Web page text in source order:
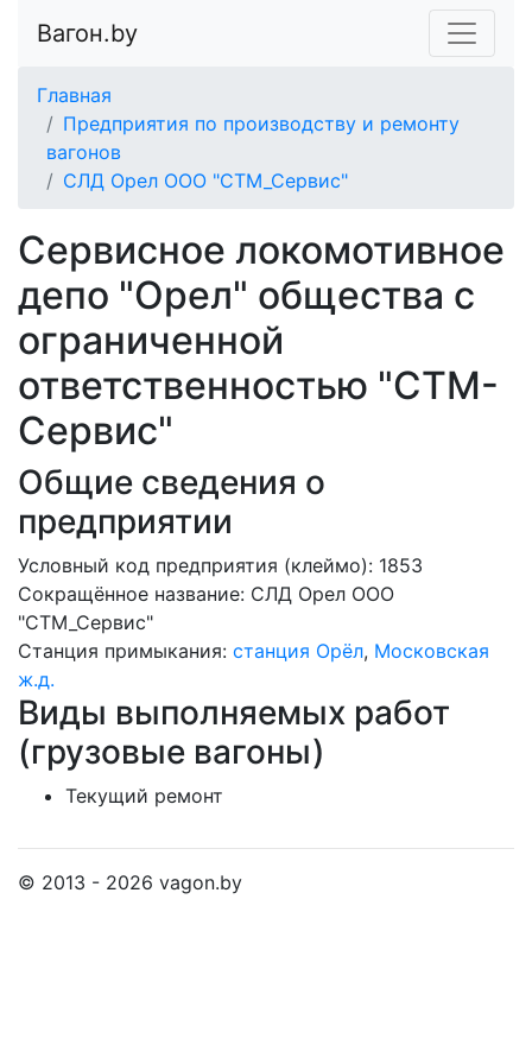
Вагон.by
Главная
Предприятия по производству и ремонту
вагонов
СЛД Орел ООО "СТМ_Сервис"
Сервисное локомотивное
депо "Орел" общества с
ограниченной
ответственностью "СТМ-
Сервис"
Общие сведения о
предприятии
Условный код предприятия (клеймо): 1853
Сокращённое название: СЛД Орел ООО
"СТМ_Сервис"
Станция примыкания: станция Орёл, Московская
ж.д.
Виды выполняемых работ
(грузовые вагоны)
Текущий ремонт
© 2013 - 2026 vagon.by